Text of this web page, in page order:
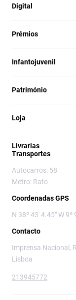
Digital
Prémios
Infantojuvenil
Património
Loja
Livrarias
Transportes
Autocarros: 58
Metro: Rato
Coordenadas GPS
N 38º 43' 4.45" W 9º
Contacto
Imprensa Nacional,
Lisboa
213945772